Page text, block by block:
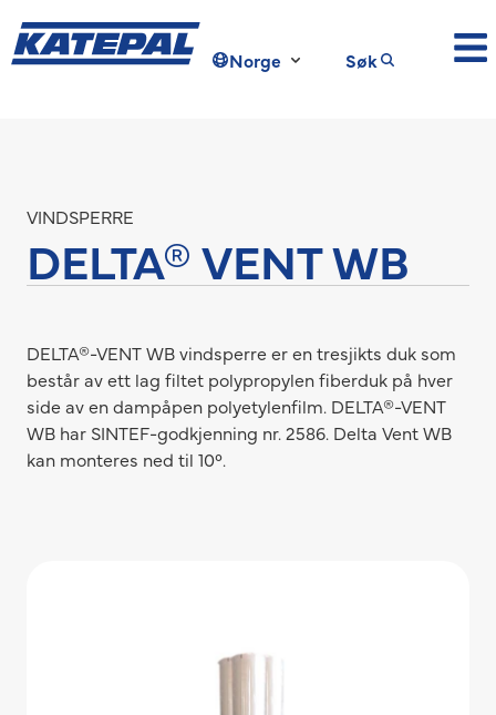
Norge Søk
VINDSPERRE
DELTA® VENT WB
DELTA®-VENT WB vindsperre er en tresjikts duk som
består av ett lag filtet polypropylen fiberduk på hver
side av en dampåpen polyetylenfilm. DELTA®-VENT
WB har SINTEF-godkjenning nr. 2586. Delta Vent WB
kan monteres ned til 10°.